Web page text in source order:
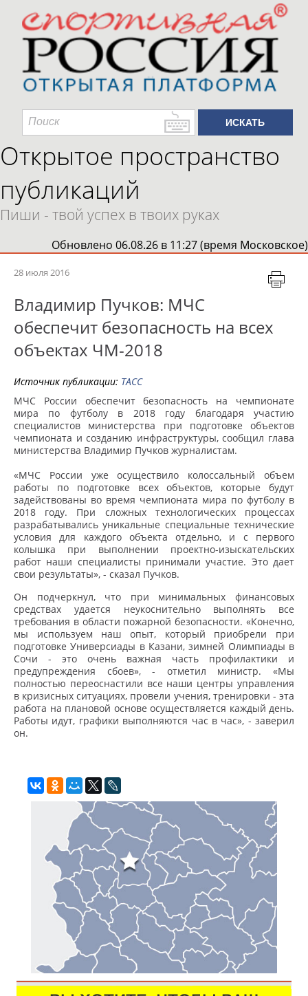
Открытое пространство
публикаций
Пиши - твой успех в твоих руках
Обновлено 06.08.26 в 11:27 (время Московское)
28 июля 2016
Владимир Пучков: МЧС
обеспечит безопасность на всех
объектах ЧМ-2018
Источник публикации: ТАСС
МЧС России обеспечит безопасность на чемпионате
мира по футболу в 2018 году благодаря участию
специалистов министерства при подготовке объектов
чемпионата и созданию инфраструктуры, сообщил глава
министерства Владимир Пучков журналистам.
«МЧС России уже осуществило колоссальный объем
работы по подготовке всех объектов, которые будут
задействованы во время чемпионата мира по футболу в
2018 году. При сложных технологических процессах
разрабатывались уникальные специальные технические
условия для каждого объекта отдельно, и с первого
колышка при выполнении проектно-изыскательских
работ наши специалисты принимали участие. Это дает
свои результаты», - сказал Пучков.
Он подчеркнул, что при минимальных финансовых
средствах удается неукоснительно выполнять все
требования в области пожарной безопасности. «Конечно,
мы используем наш опыт, который приобрели при
подготовке Универсиады в Казани, зимней Олимпиады в
Сочи - это очень важная часть профилактики и
предупреждения сбоев», - отметил министр. «Мы
полностью переоснастили все наши центры управления
в кризисных ситуациях, провели учения, тренировки - эта
работа на плановой основе осуществляется каждый день.
Работы идут, графики выполняются час в час», - заверил
он.